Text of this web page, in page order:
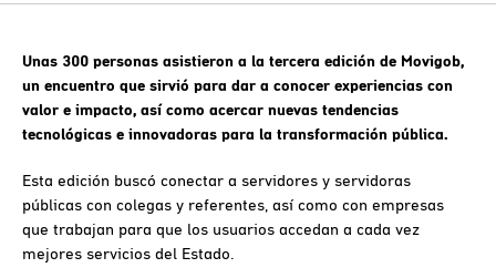
Unas 300 personas asistieron a la tercera edición de Movigob,
un encuentro que sirvió para dar a conocer experiencias con
valor e impacto, así como acercar nuevas tendencias
tecnológicas e innovadoras para la transformación pública.
Esta edición buscó conectar a servidores y servidoras
públicas con colegas y referentes, así como con empresas
que trabajan para que los usuarios accedan a cada vez
mejores servicios del Estado.